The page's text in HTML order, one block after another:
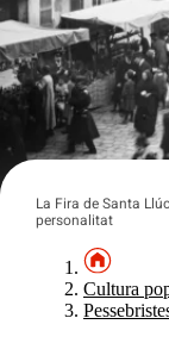
La Fira de Santa
personalitat
Cultura